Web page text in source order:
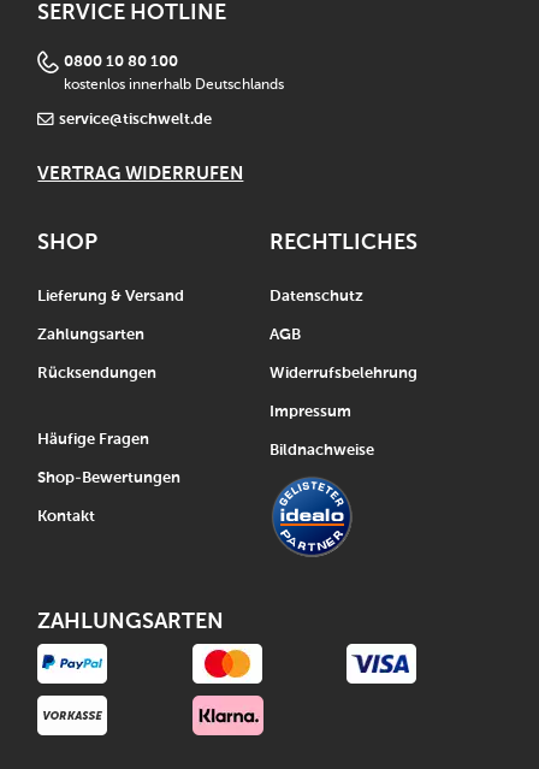
SERVICE HOTLINE
0800 10 80 100
kostenlos innerhalb Deutschlands
service@tischwelt.de
VERTRAG WIDERRUFEN
SHOP
Lieferung & Versand
Zahlungsarten
Rücksendungen
Häufige Fragen
Shop-Bewertungen
Kontakt
RECHTLICHES
Datenschutz
AGB
Widerrufsbelehrung
Impressum
Bildnachweise
ZAHLUNGSARTEN